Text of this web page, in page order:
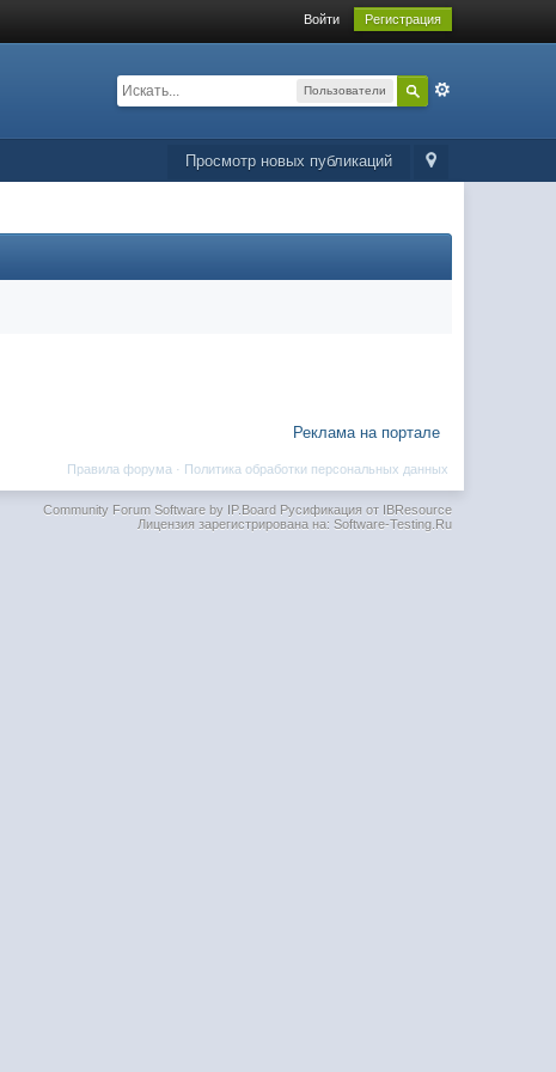
Войти Регистрация
Пользователи
Просмотр новых публикаций
Реклама на портале
Политика обработки персональных данных
Правила форума ·
Community Forum Software by IP.BoardРусификация от IBResource
Лицензия зарегистрирована на: Software-Testing.Ru